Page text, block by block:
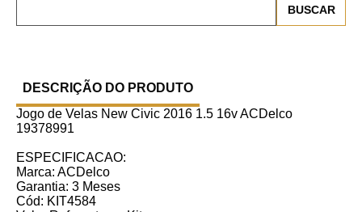
DESCRIÇÃO DO PRODUTO
Jogo de Velas New Civic 2016 1.5 16v ACDelco
19378991
ESPECIFICACAO:
Marca: ACDelco
Garantia: 3 Meses
Cód: KIT4584